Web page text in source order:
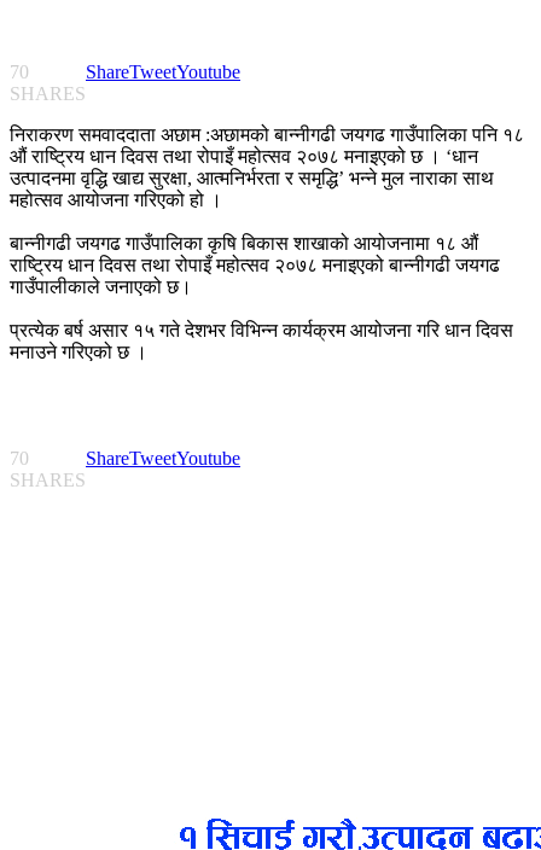
70
SHARES
ShareTweetYoutube
निराकरण समवाददाता अछाम :अछामको बान्नीगढी जयगढ गाउँपालिका पनि १८
औं राष्ट्रिय धान दिवस तथा रोपाइँ महोत्सव २०७८ मनाइएको छ । ‘धान
उत्पादनमा वृद्धि खाद्य सुरक्षा, आत्मनिर्भरता र समृद्धि’ भन्ने मुल नाराका साथ
महोत्सव आयोजना गरिएको हो ।
बान्नीगढी जयगढ गाउँपालिका कृषि बिकास शाखाको आयोजनामा १८ औं
राष्ट्रिय धान दिवस तथा रोपाइँ महोत्सव २०७८ मनाइएको बान्नीगढी जयगढ
गाउँपालीकाले जनाएको छ।
प्रत्येक बर्ष असार १५ गते देशभर विभिन्न कार्यक्रम आयोजना गरि धान दिवस
मनाउने गरिएको छ ।
70
SHARES
ShareTweetYoutube